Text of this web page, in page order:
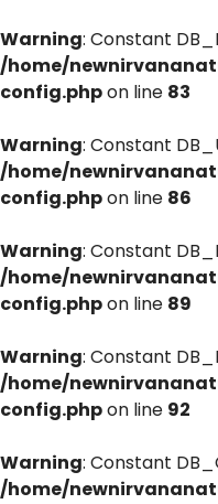
Warning: Constant
/home/
config.phpon line 83
Warning: Constant
/home/
config.phpon line 86
Warning: Constant
/home/
config.phpon line 89
Warning: Constant
/home/
config.phpon line 92
Warning: Constant
/home/